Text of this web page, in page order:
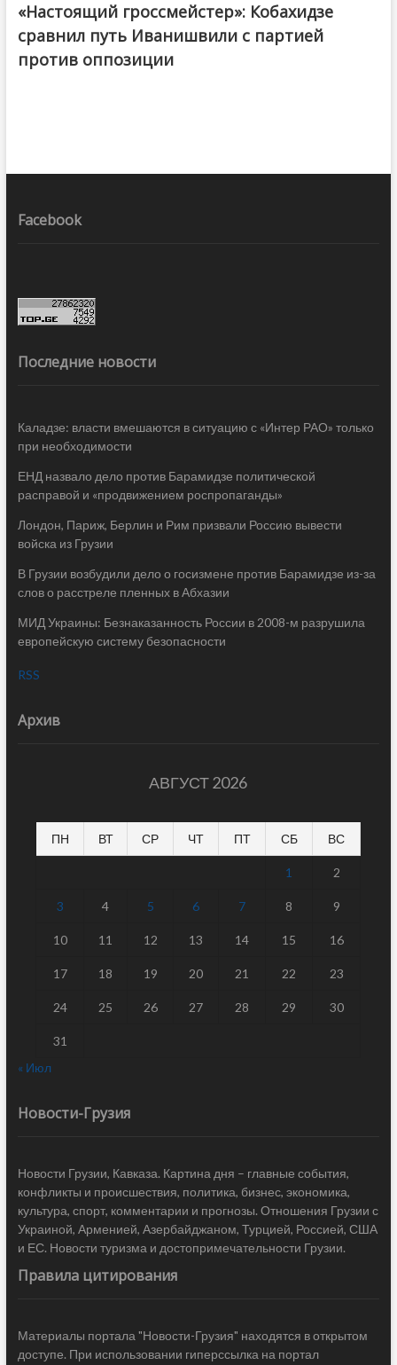
@ქართული ოცნება / Georgian Dream
«Настоящий гроссмейстер»: Кобахидзе
сравнил путь Иванишвили с партией
против оппозиции
Facebook
Последние новости
Каладзе: власти вмешаются в ситуацию с «Интер РАО» только
при необходимости
ЕНД назвало дело против Барамидзе политической
расправой и «продвижением роспропаганды»
Лондон, Париж, Берлин и Рим призвали Россию вывести
войска из Грузии
В Грузии возбудили дело о госизмене против Барамидзе из-за
слов о расстреле пленных в Абхазии
МИД Украины: Безнаказанность России в 2008-м разрушила
европейскую систему безопасности
RSS
Архив
АВГУСТ 2026
ПН ВТ СР ЧТ ПТ СБ ВС
1 2
3 4 5 6 7 8 9
10 11 12 13 14 15 16
17 18 19 20 21 22 23
24 25 26 27 28 29 30
31
« Июл
Новости-Грузия
Новости Грузии, Кавказа. Картина дня – главные события,
конфликты и происшествия, политика, бизнес, экономика,
культура, спорт, комментарии и прогнозы. Отношения Грузии с
Украиной, Арменией, Азербайджаном, Турцией, Россией, США
и ЕС. Новости туризма и достопримечательности Грузии.
Правила цитирования
Материалы портала "Новости-Грузия" находятся в открытом
доступе. При использовании гиперссылка на портал